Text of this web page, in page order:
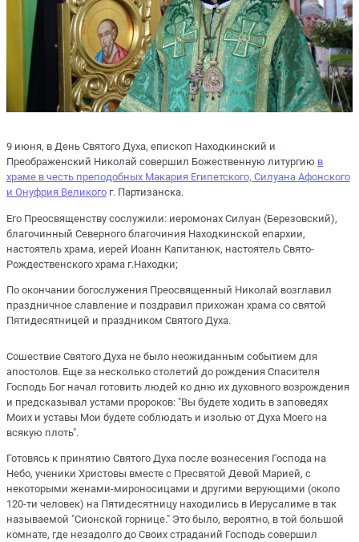
9 июня, в День Святого Духа, епископ Находкинский и
Преображенский Николай совершил Божественную литургию в
храме в честь преподобных Макария Египетского, Силуана Афонского
и Онуфрия Великого г. Партизанска.
Его Преосвященству сослужили: иеромонах Силуан (Березовский),
благочинный Северного благочиния Находкинской епархии,
настоятель храма, иерей Иоанн Капитанюк, настоятель Свято-
Рождественского храма г.Находки;
По окончании богослужения Преосвященный Николай возглавил
праздничное славление и поздравил прихожан храма со святой
Пятидесятницей и праздником Святого Духа.
Сошествие Святого Духа не было неожиданным событием для
апостолов. Еще за несколько столетий до рождения Спасителя
Господь Бог начал готовить людей ко дню их духовного возрождения
и предсказывал устами пророков: "Вы будете ходить в заповедях
Моих и уставы Мои будете соблюдать и изолью от Духа Моего на
всякую плоть".
Готовясь к принятию Святого Духа после вознесения Господа на
Небо, ученики Христовы вместе с Пресвятой Девой Марией, с
некоторыми женами-мироносицами и другими верующими (около
120-ти человек) на Пятидесятницу находились в Иерусалиме в так
называемой "Сионской горнице." Это было, вероятно, в той большой
комнате, где незадолго до Своих страданий Господь совершил